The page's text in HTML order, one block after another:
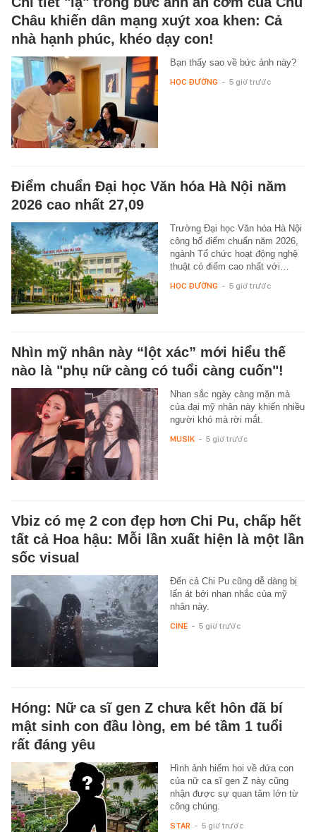
Châu khiến dân mạng xuýt xoa khen: Cả
nhà hạnh phúc, khéo dạy con!
Bạn thấy sao về bức ảnh này?
HỌC ĐƯỜNG - 5 giờ trước
Điểm chuẩn Đại học Văn hóa Hà Nội năm
2026 cao nhất 27,09
Trường Đại học Văn hóa Hà Nội
công bố điểm chuẩn năm 2026,
ngành Tổ chức hoạt động nghệ
thuật có điểm cao nhất với…
HỌC ĐƯỜNG - 5 giờ trước
Nhìn mỹ nhân này “lột xác” mới hiểu thế
nào là "phụ nữ càng có tuổi càng cuốn"!
Nhan sắc ngày càng mặn mà
của đại mỹ nhân này khiến nhiều
người khó mà rời mắt.
MUSIK - 5 giờ trước
Vbiz có mẹ 2 con đẹp hơn Chi Pu, chấp hết
tất cả Hoa hậu: Mỗi lần xuất hiện là một lần
sốc visual
Đến cả Chi Pu cũng dễ dàng bị
lấn át bởi nhan nhắc của mỹ
nhân này.
CINE - 5 giờ trước
Hóng: Nữ ca sĩ gen Z chưa kết hôn đã bí
mật sinh con đầu lòng, em bé tầm 1 tuổi
rất đáng yêu
Hình ảnh hiếm hoi về đứa con
của nữ ca sĩ gen Z này cũng
nhận được sự quan tâm lớn từ
công chúng.
STAR - 5 giờ trước